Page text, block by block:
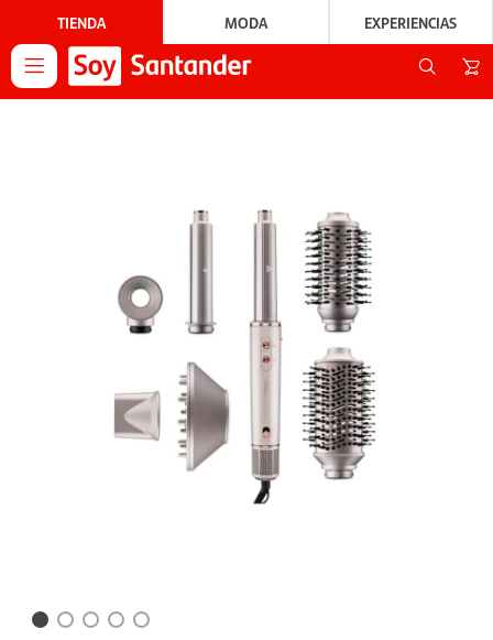
TIENDA MODA EXPERIENCIAS
